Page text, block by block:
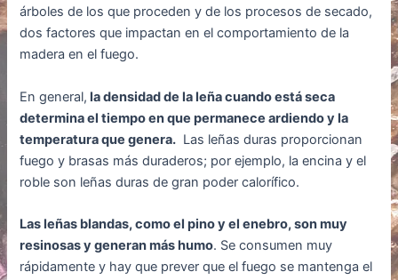
árboles de los que proceden y de los procesos de secado,
dos factores que impactan en el comportamiento de la
madera en el fuego.
En general, la densidad de la leña cuando está seca
determina el tiempo en que permanece ardiendo y la
temperatura que genera. Las leñas duras proporcionan
fuego y brasas más duraderos; por ejemplo, la encina y el
roble son leñas duras de gran poder calorífico.
Las leñas blandas, como el pino y el enebro, son muy
resinosas y generan más humo. Se consumen muy
rápidamente y hay que prever que el fuego se mantenga el